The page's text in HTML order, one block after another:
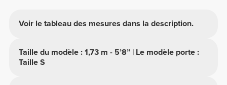
Voir le tableau des mesures dans la description.
Taille du modèle : 1,73 m - 5’8” | Le modèle porte :
Taille S